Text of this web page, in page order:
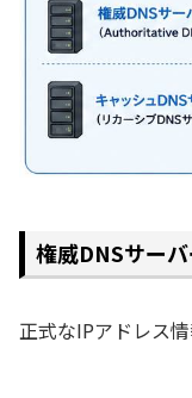
権威DNSサー
正式なIPアドレス